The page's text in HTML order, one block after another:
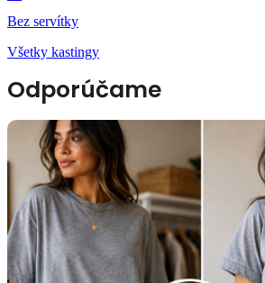
Bez servítky
Všetky kastingy
Odporúčame